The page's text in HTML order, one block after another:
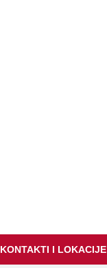
KONTAKTI I LOKACIJE